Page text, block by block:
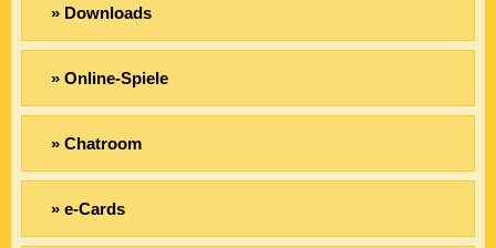
» Downloads
» Online-Spiele
» Chatroom
» e-Cards